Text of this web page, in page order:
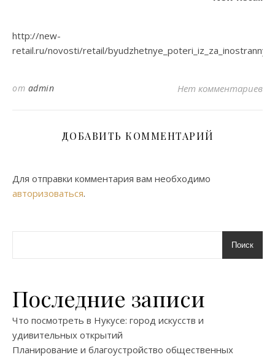
http://new-
retail.ru/novosti/retail/
от admin Нет комментариев
ДОБАВИТЬ КОММЕНТАРИЙ
Для отправки комментария вам необходимо
авторизоваться.
Поиск
Последние записи
Что посмотреть в Нукусе: город искусств и
удивительных открытий
Планирование и благоустройство общественных